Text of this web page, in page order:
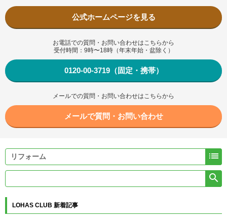
公式ホームページを見る
お電話での質問・お問い合わせはこちらから
受付時間：9時〜18時（年末年始・盆除く）
0120-00-3719（固定・携帯）
メールでの質問・お問い合わせはこちらから
メールで質問・お問い合わせ


LOHAS CLUB 新着記事